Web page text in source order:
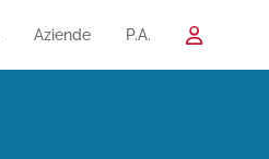
Aziende P.A.